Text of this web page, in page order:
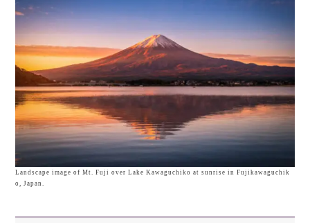
Landscape image of Mt. Fuji over Lake Kawaguchiko at sunrise in Fujikawaguchik
o, Japan.